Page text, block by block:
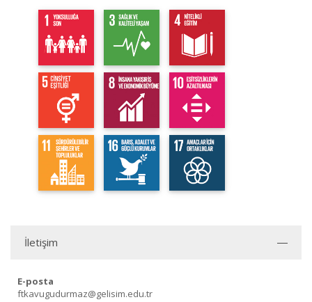
İletişim
E-posta
ftkavugudurmaz@gelisim.edu.tr